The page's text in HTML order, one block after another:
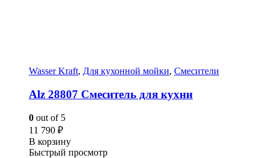
Wasser Kraft, Для кухонной мойки, Смесители
Alz 28807 Смеситель для кухни
0 out of 5
11 790 ₽
В корзину
Быстрый просмотр